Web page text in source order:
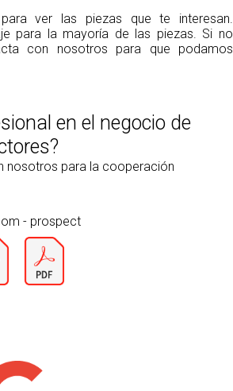
ver las piezas que te interesan.
para la mayoría de las piezas. Si no
con nosotros para que podamos
en el negocio de
nosotros para la cooperación
- prospect